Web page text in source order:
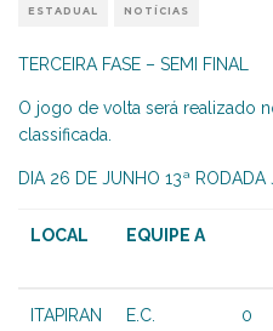
ESTADUAL NOTÍCIAS
TERCEIRA FASE – SEMI FINAL
O jogo de volta será realizado
classificada.
DIA 26 DE JUNHO 13ª
LOCAL EQUIPE A
ITAPIRAN
E.C.
0